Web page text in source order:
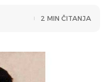
2 MIN ČITANJA